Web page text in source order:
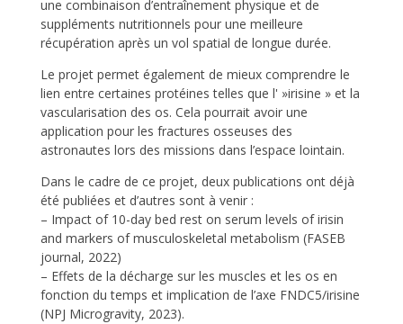
une combinaison d’entraînement physique et de
suppléments nutritionnels pour une meilleure
récupération après un vol spatial de longue durée.
Le projet permet également de mieux comprendre le
lien entre certaines protéines telles que l' »irisine » et la
vascularisation des os. Cela pourrait avoir une
application pour les fractures osseuses des
astronautes lors des missions dans l’espace lointain.
Dans le cadre de ce projet, deux publications ont déjà
été publiées et d’autres sont à venir :
– Impact of 10-day bed rest on serum levels of irisin
and markers of musculoskeletal metabolism (FASEB
journal, 2022)
– Effets de la décharge sur les muscles et les os en
fonction du temps et implication de l’axe FNDC5/irisine
(NPJ Microgravity, 2023).